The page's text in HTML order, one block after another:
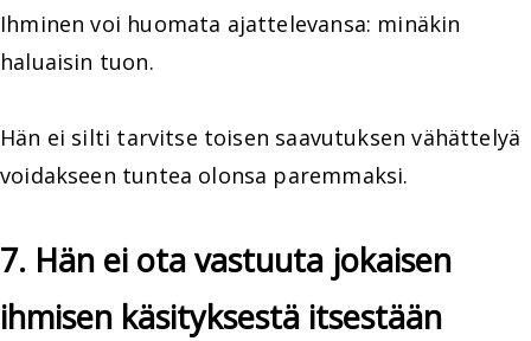
Ihminen voi huomata ajattelevansa: minäkin
haluaisin tuon.
Hän ei silti tarvitse toisen saavutuksen vähättelyä
voidakseen tuntea olonsa paremmaksi.
7. Hän ei ota vastuuta jokaisen
ihmisen käsityksestä itsestään